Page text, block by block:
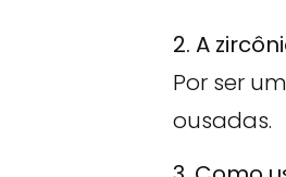
2. A
Por ser
ousadas.